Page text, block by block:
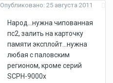
Опубликовано: 25 августа 2011
Народ...нужна чипованная
пс2, залить на карточку
памяти эксплойт...нужна
любая с паловским
регионом, кроме серий
SCPH-9000x